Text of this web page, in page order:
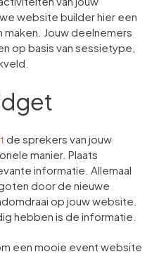
website builder hier een
maken. Jouw deelnemers
op basis van sessietype,
de sprekers van jouw
manier. Plaats
informatie. Allemaal
door de nieuwe
op jouw website.
hebben is de informatie.
een mooie event website